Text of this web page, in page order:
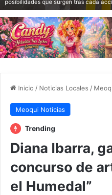
posibilidades que surgen tras cada
Inicio / Noticias Locales /
Meoqui Noticias
Trending
Diana Ibarra,
concurso de
el Humedal”